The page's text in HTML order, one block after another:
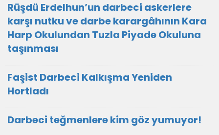
Rüşdü Erdelhun’un darbeci askerlere
karşı nutku ve darbe karargâhının Kara
Harp Okulundan Tuzla Piyade Okuluna
taşınması
Faşist Darbeci Kalkışma Yeniden
Hortladı
Darbeci teğmenlere kim göz yumuyor!